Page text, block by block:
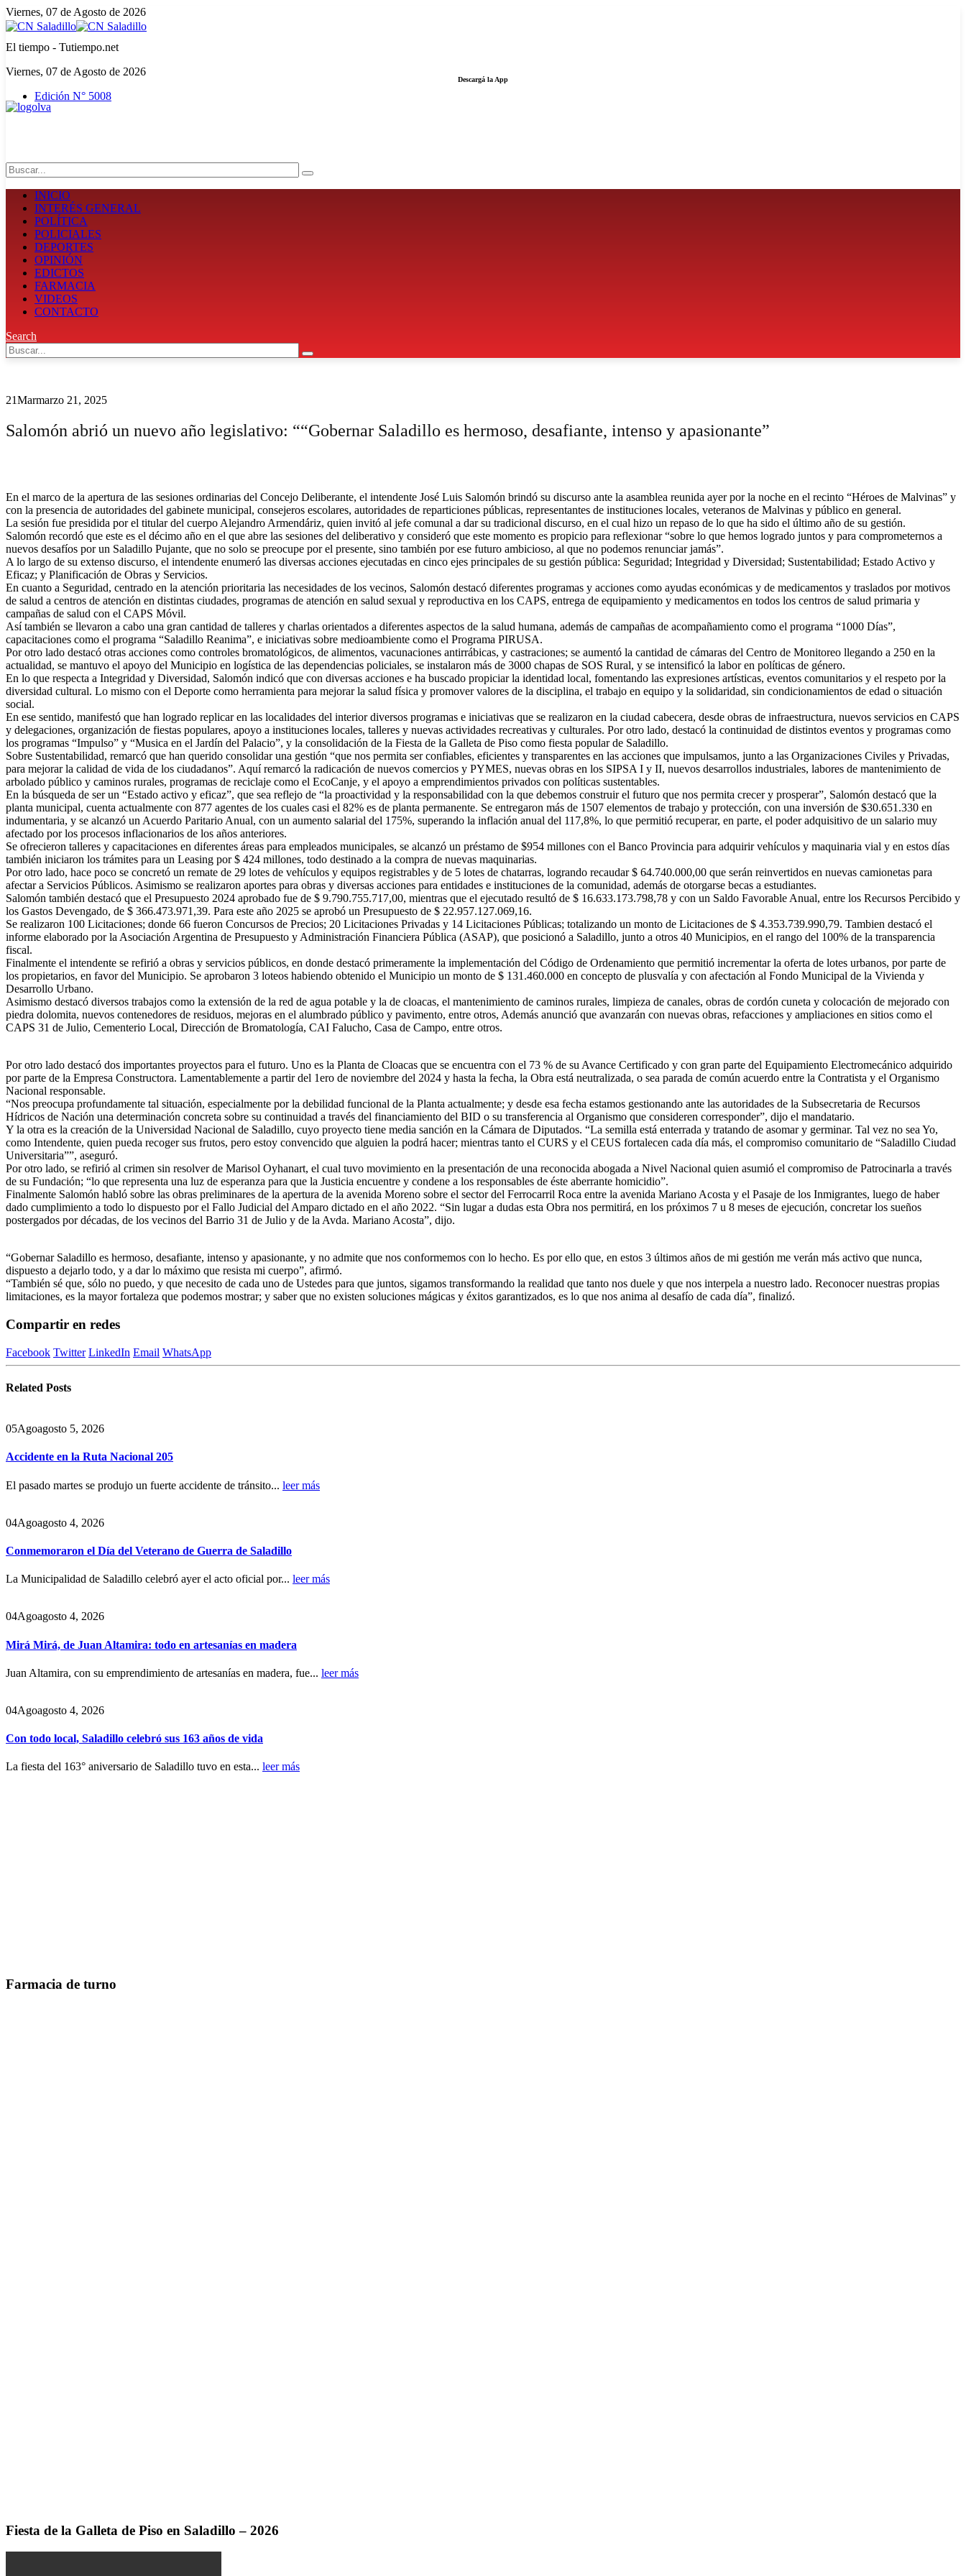
Viernes, 07 de Agosto de 2026
El tiempo - Tutiempo.net
Viernes, 07 de Agosto de 2026
Edición N° 5008
Descargá la App
INICIO
INTERÉS GENERAL
POLÍTICA
POLICIALES
DEPORTES
OPINIÓN
EDICTOS
FARMACIA
VIDEOS
CONTACTO
Search
21Marmarzo 21, 2025
Salomón abrió un nuevo año legislativo: ““Gobernar Saladillo es hermoso, desafiante, intenso y apasionante”
En el marco de la apertura de las sesiones ordinarias del Concejo Deliberante, el intendente José Luis Salomón brindó su discurso ante la asamblea reunida ayer por la noche en el recinto “Héroes de Malvinas” y
con la presencia de autoridades del gabinete municipal, consejeros escolares, autoridades de reparticiones públicas, representantes de instituciones locales, veteranos de Malvinas y público en general.
La sesión fue presidida por el titular del cuerpo Alejandro Armendáriz, quien invitó al jefe comunal a dar su tradicional discurso, en el cual hizo un repaso de lo que ha sido el último año de su gestión.
Salomón recordó que este es el décimo año en el que abre las sesiones del deliberativo y consideró que este momento es propicio para reflexionar “sobre lo que hemos logrado juntos y para comprometernos a
nuevos desafíos por un Saladillo Pujante, que no solo se preocupe por el presente, sino también por ese futuro ambicioso, al que no podemos renunciar jamás”.
A lo largo de su extenso discurso, el intendente enumeró las diversas acciones ejecutadas en cinco ejes principales de su gestión pública: Seguridad; Integridad y Diversidad; Sustentabilidad; Estado Activo y
Eficaz; y Planificación de Obras y Servicios.
En cuanto a Seguridad, centrado en la atención prioritaria las necesidades de los vecinos, Salomón destacó diferentes programas y acciones como ayudas económicas y de medicamentos y traslados por motivos
de salud a centros de atención en distintas ciudades, programas de atención en salud sexual y reproductiva en los CAPS, entrega de equipamiento y medicamentos en todos los centros de salud primaria y
campañas de salud con el CAPS Móvil.
Así también se llevaron a cabo una gran cantidad de talleres y charlas orientados a diferentes aspectos de la salud humana, además de campañas de acompañamiento como el programa “1000 Días”,
capacitaciones como el programa “Saladillo Reanima”, e iniciativas sobre medioambiente como el Programa PIRUSA.
Por otro lado destacó otras acciones como controles bromatológicos, de alimentos, vacunaciones antirrábicas, y castraciones; se aumentó la cantidad de cámaras del Centro de Monitoreo llegando a 250 en la
actualidad, se mantuvo el apoyo del Municipio en logística de las dependencias policiales, se instalaron más de 3000 chapas de SOS Rural, y se intensificó la labor en políticas de género.
En lo que respecta a Integridad y Diversidad, Salomón indicó que con diversas acciones e ha buscado propiciar la identidad local, fomentando las expresiones artísticas, eventos comunitarios y el respeto por la
diversidad cultural. Lo mismo con el Deporte como herramienta para mejorar la salud física y promover valores de la disciplina, el trabajo en equipo y la solidaridad, sin condicionamientos de edad o situación
social.
En ese sentido, manifestó que han logrado replicar en las localidades del interior diversos programas e iniciativas que se realizaron en la ciudad cabecera, desde obras de infraestructura, nuevos servicios en CAPS
y delegaciones, organización de fiestas populares, apoyo a instituciones locales, talleres y nuevas actividades recreativas y culturales. Por otro lado, destacó la continuidad de distintos eventos y programas como
los programas “Impulso” y “Musica en el Jardín del Palacio”, y la consolidación de la Fiesta de la Galleta de Piso como fiesta popular de Saladillo.
Sobre Sustentabilidad, remarcó que han querido consolidar una gestión “que nos permita ser confiables, eficientes y transparentes en las acciones que impulsamos, junto a las Organizaciones Civiles y Privadas,
para mejorar la calidad de vida de los ciudadanos”. Aquí remarcó la radicación de nuevos comercios y PYMES, nuevas obras en los SIPSA I y II, nuevos desarrollos industriales, labores de mantenimiento de
arbolado público y caminos rurales, programas de reciclaje como el EcoCanje, y el apoyo a emprendimientos privados con políticas sustentables.
En la búsqueda de ser un “Estado activo y eficaz”, que sea reflejo de “la proactividad y la responsabilidad con la que debemos construir el futuro que nos permita crecer y prosperar”, Salomón destacó que la
planta municipal, cuenta actualmente con 877 agentes de los cuales casi el 82% es de planta permanente. Se entregaron más de 1507 elementos de trabajo y protección, con una inversión de $30.651.330 en
indumentaria, y se alcanzó un Acuerdo Paritario Anual, con un aumento salarial del 175%, superando la inflación anual del 117,8%, lo que permitió recuperar, en parte, el poder adquisitivo de un salario muy
afectado por los procesos inflacionarios de los años anteriores.
Se ofrecieron talleres y capacitaciones en diferentes áreas para empleados municipales, se alcanzó un préstamo de $954 millones con el Banco Provincia para adquirir vehículos y maquinaria vial y en estos días
también iniciaron los trámites para un Leasing por $ 424 millones, todo destinado a la compra de nuevas maquinarias.
Por otro lado, hace poco se concretó un remate de 29 lotes de vehículos y equipos registrables y de 5 lotes de chatarras, logrando recaudar $ 64.740.000,00 que serán reinvertidos en nuevas camionetas para
afectar a Servicios Públicos. Asimismo se realizaron aportes para obras y diversas acciones para entidades e instituciones de la comunidad, además de otorgarse becas a estudiantes.
Salomón también destacó que el Presupuesto 2024 aprobado fue de $ 9.790.755.717,00, mientras que el ejecutado resultó de $ 16.633.173.798,78 y con un Saldo Favorable Anual, entre los Recursos Percibido y
los Gastos Devengado, de $ 366.473.971,39. Para este año 2025 se aprobó un Presupuesto de $ 22.957.127.069,16.
Se realizaron 100 Licitaciones; donde 66 fueron Concursos de Precios; 20 Licitaciones Privadas y 14 Licitaciones Públicas; totalizando un monto de Licitaciones de $ 4.353.739.990,79. Tambien destacó el
informe elaborado por la Asociación Argentina de Presupuesto y Administración Financiera Pública (ASAP), que posicionó a Saladillo, junto a otros 40 Municipios, en el rango del 100% de la transparencia
fiscal.
Finalmente el intendente se refirió a obras y servicios públicos, en donde destacó primeramente la implementación del Código de Ordenamiento que permitió incrementar la oferta de lotes urbanos, por parte de
los propietarios, en favor del Municipio. Se aprobaron 3 loteos habiendo obtenido el Municipio un monto de $ 131.460.000 en concepto de plusvalía y con afectación al Fondo Municipal de la Vivienda y
Desarrollo Urbano.
Asimismo destacó diversos trabajos como la extensión de la red de agua potable y la de cloacas, el mantenimiento de caminos rurales, limpieza de canales, obras de cordón cuneta y colocación de mejorado con
piedra dolomita, nuevos contenedores de residuos, mejoras en el alumbrado público y pavimento, entre otros, Además anunció que avanzarán con nuevas obras, refacciones y ampliaciones en sitios como el
CAPS 31 de Julio, Cementerio Local, Dirección de Bromatología, CAI Falucho, Casa de Campo, entre otros.
Por otro lado destacó dos importantes proyectos para el futuro. Uno es la Planta de Cloacas que se encuentra con el 73 % de su Avance Certificado y con gran parte del Equipamiento Electromecánico adquirido
por parte de la Empresa Constructora. Lamentablemente a partir del 1ero de noviembre del 2024 y hasta la fecha, la Obra está neutralizada, o sea parada de común acuerdo entre la Contratista y el Organismo
Nacional responsable.
“Nos preocupa profundamente tal situación, especialmente por la debilidad funcional de la Planta actualmente; y desde esa fecha estamos gestionando ante las autoridades de la Subsecretaria de Recursos
Hídricos de Nación una determinación concreta sobre su continuidad a través del financiamiento del BID o su transferencia al Organismo que consideren corresponder”, dijo el mandatario.
Y la otra es la creación de la Universidad Nacional de Saladillo, cuyo proyecto tiene media sanción en la Cámara de Diputados. “La semilla está enterrada y tratando de asomar y germinar. Tal vez no sea Yo,
como Intendente, quien pueda recoger sus frutos, pero estoy convencido que alguien la podrá hacer; mientras tanto el CURS y el CEUS fortalecen cada día más, el compromiso comunitario de “Saladillo Ciudad
Universitaria””, aseguró.
Por otro lado, se refirió al crimen sin resolver de Marisol Oyhanart, el cual tuvo movimiento en la presentación de una reconocida abogada a Nivel Nacional quien asumió el compromiso de Patrocinarla a través
de su Fundación; “lo que representa una luz de esperanza para que la Justicia encuentre y condene a los responsables de éste aberrante homicidio”.
Finalmente Salomón habló sobre las obras preliminares de la apertura de la avenida Moreno sobre el sector del Ferrocarril Roca entre la avenida Mariano Acosta y el Pasaje de los Inmigrantes, luego de haber
dado cumplimiento a todo lo dispuesto por el Fallo Judicial del Amparo dictado en el año 2022. “Sin lugar a dudas esta Obra nos permitirá, en los próximos 7 u 8 meses de ejecución, concretar los sueños
postergados por décadas, de los vecinos del Barrio 31 de Julio y de la Avda. Mariano Acosta”, dijo.
“Gobernar Saladillo es hermoso, desafiante, intenso y apasionante, y no admite que nos conformemos con lo hecho. Es por ello que, en estos 3 últimos años de mi gestión me verán más activo que nunca,
dispuesto a dejarlo todo, y a dar lo máximo que resista mi cuerpo”, afirmó.
“También sé que, sólo no puedo, y que necesito de cada uno de Ustedes para que juntos, sigamos transformando la realidad que tanto nos duele y que nos interpela a nuestro lado. Reconocer nuestras propias
limitaciones, es la mayor fortaleza que podemos mostrar; y saber que no existen soluciones mágicas y éxitos garantizados, es lo que nos anima al desafío de cada día”, finalizó.
Compartir en redes
Facebook Twitter LinkedIn Email WhatsApp
Related Posts
05Agoagosto 5, 2026
Accidente en la Ruta Nacional 205
El pasado martes se produjo un fuerte accidente de tránsito... leer más
04Agoagosto 4, 2026
Conmemoraron el Día del Veterano de Guerra de Saladillo
La Municipalidad de Saladillo celebró ayer el acto oficial por... leer más
04Agoagosto 4, 2026
Mirá Mirá, de Juan Altamira: todo en artesanías en madera
Juan Altamira, con su emprendimiento de artesanías en madera, fue... leer más
04Agoagosto 4, 2026
Con todo local, Saladillo celebró sus 163 años de vida
La fiesta del 163° aniversario de Saladillo tuvo en esta... leer más
Farmacia de turno
Fiesta de la Galleta de Piso en Saladillo – 2026